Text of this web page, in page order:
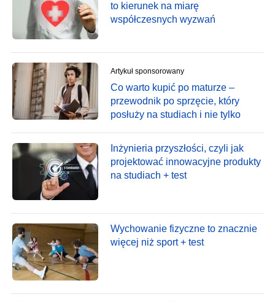
to kierunek na miarę
współczesnych wyzwań
Artykuł sponsorowany
Co warto kupić po maturze –
przewodnik po sprzęcie, który
posłuży na studiach i nie tylko
Inżynieria przyszłości, czyli jak
projektować innowacyjne produkty
na studiach + test
Wychowanie fizyczne to znacznie
więcej niż sport + test